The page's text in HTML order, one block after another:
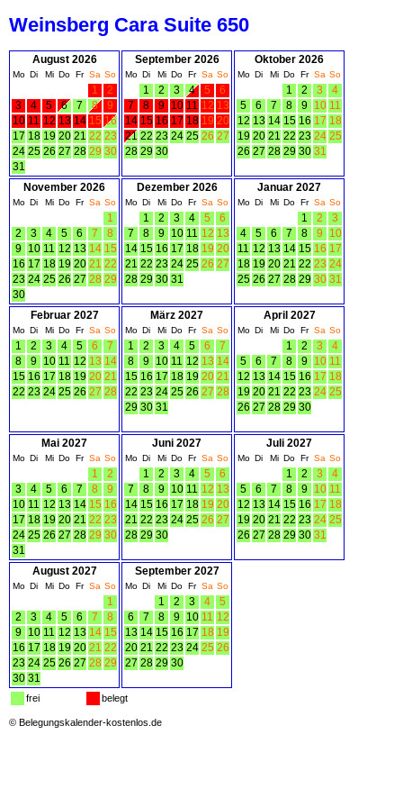
Weinsberg Cara Suite 650
August 2026
Mo Di Mi Do Fr Sa So
1
2
3
4 5 6 7 8
9
10 11 12 13 14 15 16
17 18 19 20 21 22 23
24 25 26 27 28 29 30
31
September 2026
Mo Di Mi Do Fr Sa So
1 2 3 4 5
6
7
8 9 10 11 12 13
14 15 16 17 18 19 20
21 22 23 24 25 26 27
28 29 30
Oktober 2026
Mo Di Mi Do Fr Sa So
1 2 3
4
5
6 7 8 9 10 11
12 13 14 15 16 17 18
19 20 21 22 23 24 25
26 27 28 29 30 31
November 2026
Mo Di Mi Do Fr Sa So
1
2
3 4 5 6 7
8
9 10 11 12 13 14 15
16 17 18 19 20 21 22
23 24 25 26 27 28 29
30
Dezember 2026
Mo Di Mi Do Fr Sa So
1 2 3 4 5
6
7
8 9 10 11 12 13
14 15 16 17 18 19 20
21 22 23 24 25 26 27
28 29 30 31
Januar 2027
Mo Di Mi Do Fr Sa So
1 2
3
4
5 6 7 8 9
10
11 12 13 14 15 16 17
18 19 20 21 22 23 24
25 26 27 28 29 30 31
Februar 2027
Mo Di Mi Do Fr Sa So
1 2 3 4 5 6
7
8
9 10 11 12 13 14
15 16 17 18 19 20 21
22 23 24 25 26 27 28
März 2027
Mo Di Mi Do Fr Sa So
1 2 3 4 5 6
7
8
9 10 11 12 13 14
15 16 17 18 19 20 21
22 23 24 25 26 27 28
29 30 31
April 2027
Mo Di Mi Do Fr Sa So
1 2 3
4
5
6 7 8 9 10 11
12 13 14 15 16 17 18
19 20 21 22 23 24 25
26 27 28 29 30
Mai 2027
Mo Di Mi Do Fr Sa So
1
2
3
4 5 6 7 8
9
10 11 12 13 14 15 16
17 18 19 20 21 22 23
24 25 26 27 28 29 30
31
Juni 2027
Mo Di Mi Do Fr Sa So
1 2 3 4 5
6
7
8 9 10 11 12 13
14 15 16 17 18 19 20
21 22 23 24 25 26 27
28 29 30
Juli 2027
Mo Di Mi Do Fr Sa So
1 2 3
4
5
6 7 8 9 10 11
12 13 14 15 16 17 18
19 20 21 22 23 24 25
26 27 28 29 30 31
August 2027
Mo Di Mi Do Fr Sa So
1
2
3 4 5 6 7
8
9 10 11 12 13 14 15
16 17 18 19 20 21 22
23 24 25 26 27 28 29
30 31
September 2027
Mo Di Mi Do Fr Sa So
1 2 3 4
5
6
7 8 9 10 11 12
13 14 15 16 17 18 19
20 21 22 23 24 25 26
27 28 29 30
frei belegt
© Belegungskalender-kostenlos.de